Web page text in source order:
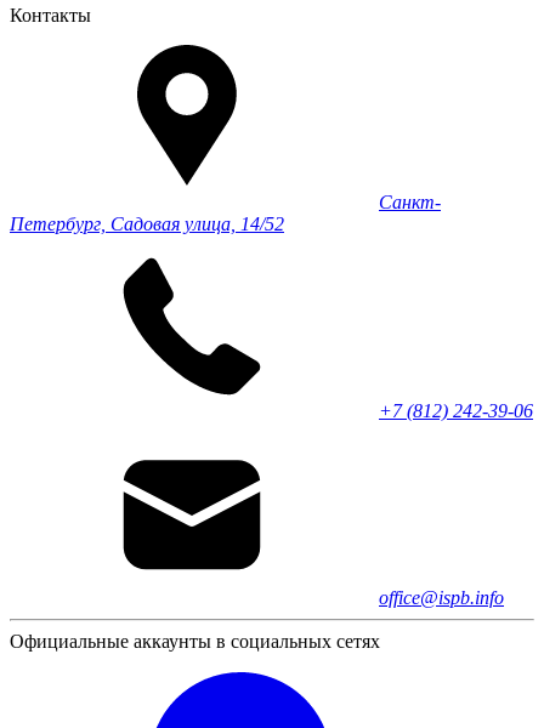
Контакты
Санкт-
Петербург, Садовая улица, 14/52
+7 (812) 242-39-06
office@ispb.info
Официальные аккаунты в социальных сетях